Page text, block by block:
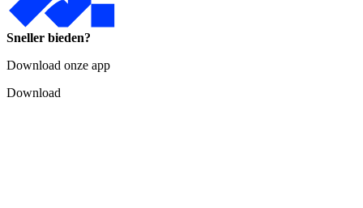
Sneller bieden?
Download onze app
Download